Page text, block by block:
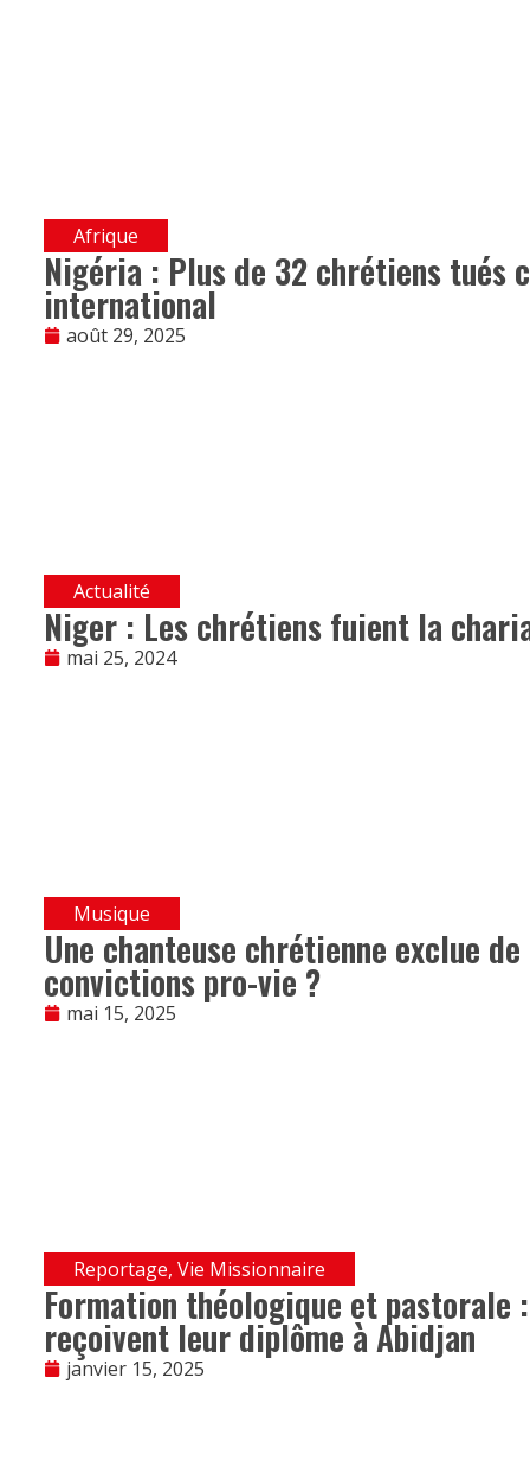
Afrique
Nigéria : Plus de 32 chrétiens tués
international
août 29, 2025
Actualité
Niger : Les chrétiens fuient la
mai 25, 2024
Musique
Une chanteuse chrétienne exclue
convictions pro-vie ?
mai 15, 2025
Reportage, Vie Missionnaire
Formation théologique et pastorale
reçoivent leur diplôme à Abidjan
janvier 15, 2025